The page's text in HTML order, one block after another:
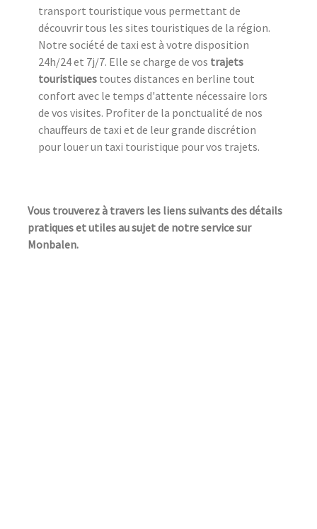
transport touristique vous permettant de
découvrir tous les sites touristiques de la région.
Notre société de taxi est à votre disposition
24h/24 et 7j/7. Elle se charge de vos trajets
touristiques toutes distances en berline tout
confort avec le temps d'attente nécessaire lors
de vos visites. Profiter de la ponctualité de nos
chauffeurs de taxi et de leur grande discrétion
pour louer un taxi touristique pour vos trajets.
Vous trouverez à travers les liens suivants des détails
pratiques et utiles au sujet de notre service sur
Monbalen.